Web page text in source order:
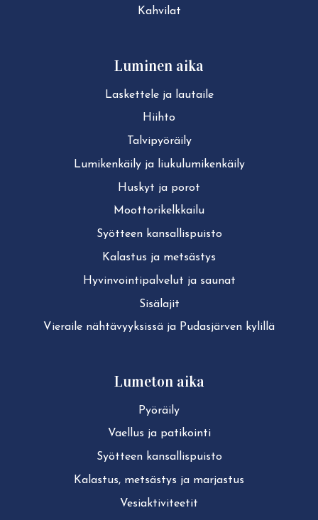
Kahvilat
Luminen aika
Laskettele ja lautaile
Hiihto
Tal­vi­pyö­räi­ly
Lu­mi­ken­käi­ly ja liu­ku­lu­mi­ken­käi­ly
Huskyt ja porot
Moot­to­ri­kelk­kai­lu
Syötteen kan­sal­lis­puis­to
Kalastus ja metsästys
Hy­vin­voin­ti­pal­ve­lut ja saunat
Sisälajit
Vieraile näh­tä­vyyk­sis­sä ja Pudasjärven kylillä
Lumeton aika
Pyöräily
Vaellus ja patikointi
Syötteen kan­sal­lis­puis­to
Kalastus, metsästys ja marjastus
Ve­siak­ti­vi­tee­tit